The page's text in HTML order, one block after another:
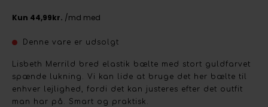
Denne vare er udsolgt
Lisbeth Merrild bred elastik bælte med stort guldfarvet
spænde lukning. Vi kan lide at bruge det her bælte til
enhver lejlighed, fordi det kan justeres efter det outfit
man har på. Smart og praktisk.